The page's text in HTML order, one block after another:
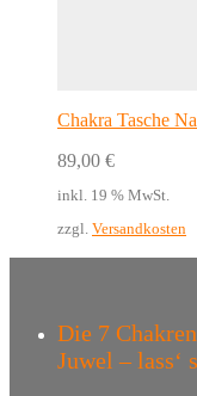
Chakra Tasche
89,00 €
inkl. 19 % MwSt.
zzgl. Versandkosten
Die 7
Juwel –